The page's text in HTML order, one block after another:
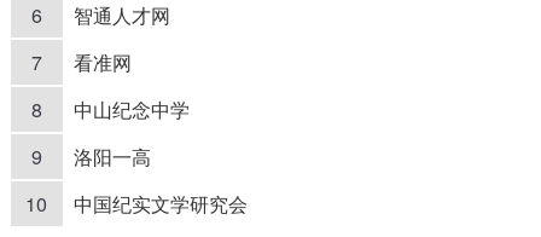
6
智通人才网
7
看准网
8
中山纪念中学
9
洛阳一高
10
中国纪实文学研究会